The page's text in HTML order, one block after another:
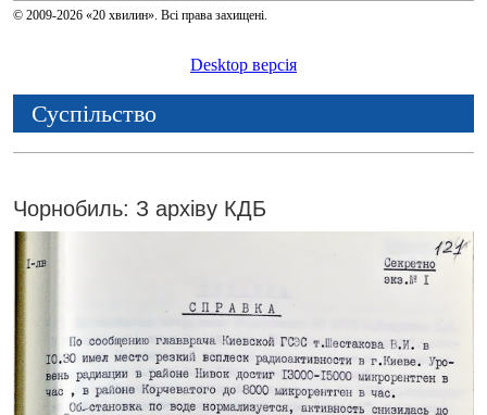
© 2009-2026 «20 хвилин». Всі права захищені.
Desktop версія
Суспільство
Чорнобиль: З архіву КДБ